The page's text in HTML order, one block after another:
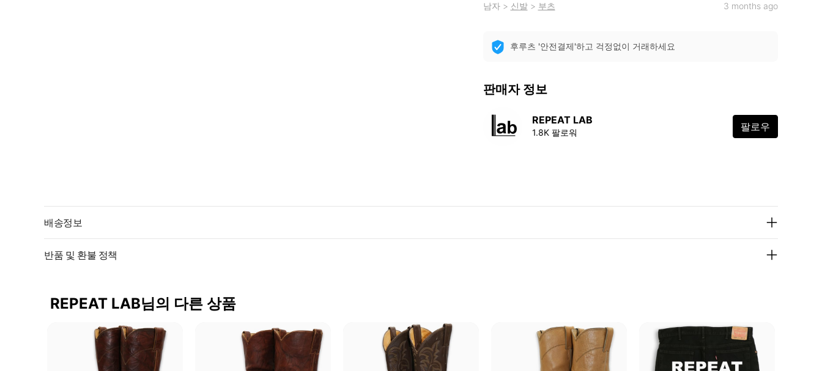
남자> 신발> 부츠 3 months ago
후루츠 '안전결제'하고 걱정없이 거래하세요
판매자 정보
REPEAT LAB
1.8K 팔로워 팔로우
배송정보
반품 및 환불 정책
REPEAT LAB님의 다른 상품